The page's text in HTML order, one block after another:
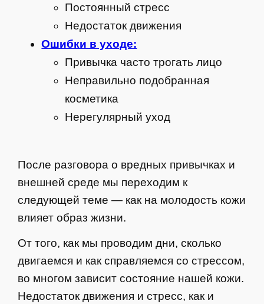
Постоянный стресс
Недостаток движения
Ошибки в уходе:
Привычка часто трогать лицо
Неправильно подобранная
косметика
Нерегулярный уход
После разговора о вредных привычках и
внешней среде мы переходим к
следующей теме — как на молодость кожи
влияет образ жизни.
От того, как мы проводим дни, сколько
двигаемся и как справляемся со стрессом,
во многом зависит состояние нашей кожи.
Недостаток движения и стресс, как и